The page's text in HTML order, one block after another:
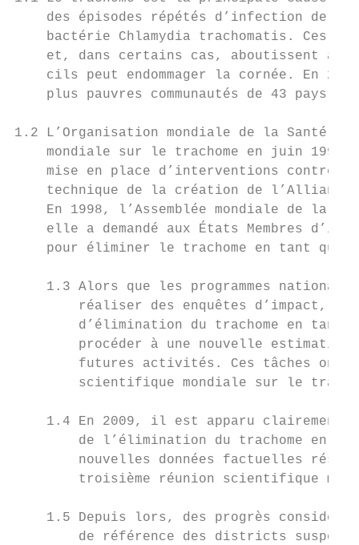
des épisodes répétés d’infection de
bactérie Chlamydia trachomatis. Ces
et, dans certains cas, aboutissent à
cils peut endommager la cornée. En
plus pauvres communautés de 43 pays
1.2 L’Organisation mondiale de la Santé
mondiale sur le trachome en juin 1996
mise en place d’interventions contre
technique de la création de
En 1998, l’Assemblée mondiale de la
elle a demandé aux États Membres
pour éliminer le trachome en tant que
1.3 Alors que les programmes
réaliser des enquêtes d’impact,
d’élimination du trachome en tant
procéder à une nouvelle
futures activités. Ces tâches ont
scientifique mondiale sur le
1.4 En 2009, il est apparu clairement
de l’élimination du trachome en
nouvelles données factuelles
troisième réunion scientifique
1.5 Depuis lors, des progrès
de référence des districts